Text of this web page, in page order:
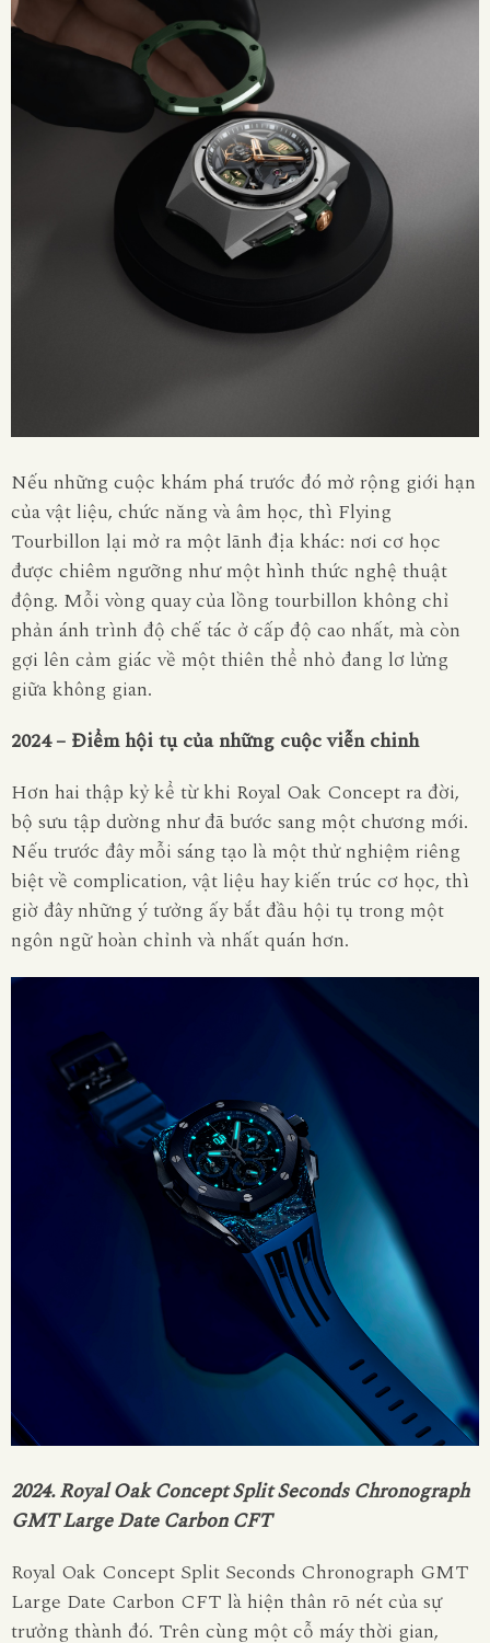
Nếu những cuộc khám phá trước đó mở rộng giới hạn
của vật liệu, chức năng và âm học, thì Flying
Tourbillon lại mở ra một lãnh địa khác: nơi cơ học
được chiêm ngưỡng như một hình thức nghệ thuật
động. Mỗi vòng quay của lồng tourbillon không chỉ
phản ánh trình độ chế tác ở cấp độ cao nhất, mà còn
gợi lên cảm giác về một thiên thể nhỏ đang lơ lửng
giữa không gian.
2024 – Điểm hội tụ của những cuộc viễn chinh
Hơn hai thập kỷ kể từ khi Royal Oak Concept ra đời,
bộ sưu tập dường như đã bước sang một chương mới.
Nếu trước đây mỗi sáng tạo là một thử nghiệm riêng
biệt về complication, vật liệu hay kiến trúc cơ học, thì
giờ đây những ý tưởng ấy bắt đầu hội tụ trong một
ngôn ngữ hoàn chỉnh và nhất quán hơn.
2024. Royal Oak Concept Split Seconds Chronograph
GMT Large Date Carbon CFT
Royal Oak Concept Split Seconds Chronograph GMT
Large Date Carbon CFT là hiện thân rõ nét của sự
trưởng thành đó. Trên cùng một cỗ máy thời gian,